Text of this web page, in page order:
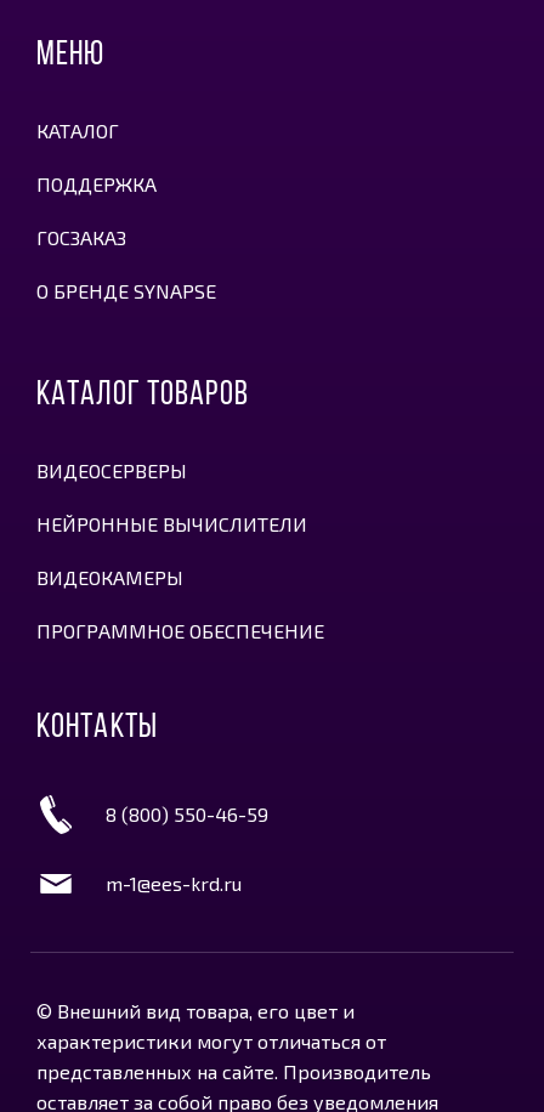
МЕНЮ
КАТАЛОГ
ПОДДЕРЖКА
ГОСЗАКАЗ
О БРЕНДЕ SYNAPSE
КАТАЛОГ ТОВАРОВ
ВИДЕОСЕРВЕРЫ
НЕЙРОННЫЕ ВЫЧИСЛИТЕЛИ
ВИДЕОКАМЕРЫ
ПРОГРАММНОЕ ОБЕСПЕЧЕНИЕ
КОНТАКТЫ
8 (800) 550-46-59
m-1@ees-krd.ru
© Внешний вид товара, его цвет и
характеристики могут отличаться от
представленных на сайте. Производитель
оставляет за собой право без уведомления